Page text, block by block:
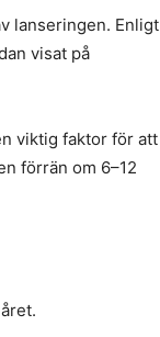
lanseringen. Enligt
visat på
viktig faktor för att
förrän om 6–12